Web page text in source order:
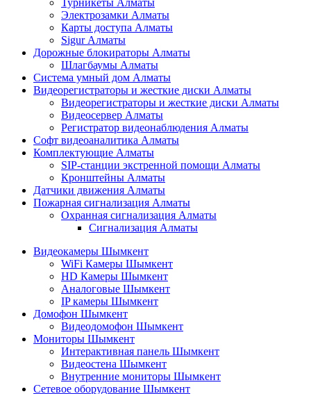
Электрозамки Алматы
Карты доступа Алматы
Sigur Алматы
Дорожные блокираторы Алматы
Шлагбаумы Алматы
Система умный дом Алматы
Видеорегистраторы и жесткие диски Алматы
Видеорегистраторы и жесткие диски Алматы
Видеосервер Алматы
Регистратор видеонаблюдения Алматы
Софт видеоаналитика Алматы
Комплектующие Алматы
SIP-станции экстренной помощи Алматы
Кронштейны Алматы
Датчики движения Алматы
Пожарная сигнализация Алматы
Охранная сигнализация Алматы
Сигнализация Алматы
Видеокамеры Шымкент
WiFi Камеры Шымкент
HD Камеры Шымкент
Аналоговые Шымкент
IP камеры Шымкент
Домофон Шымкент
Видеодомофон Шымкент
Мониторы Шымкент
Интерактивная панель Шымкент
Видеостена Шымкент
Внутренние мониторы Шымкент
Сетевое оборудование Шымкент